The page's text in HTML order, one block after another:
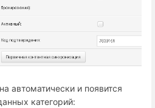
автоматически и появится
категорий: